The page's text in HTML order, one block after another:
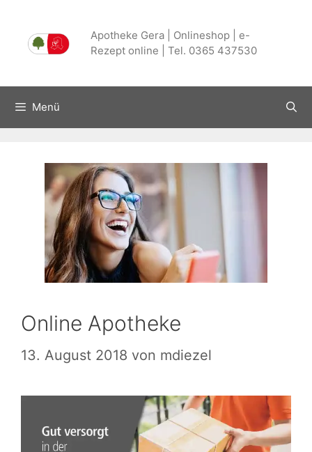
Inhalt
springen
Apotheke Gera | Onlineshop | e-
Rezept online | Tel. 0365 437530
Menü
Online Apotheke
13. August 2018 von mdiezel